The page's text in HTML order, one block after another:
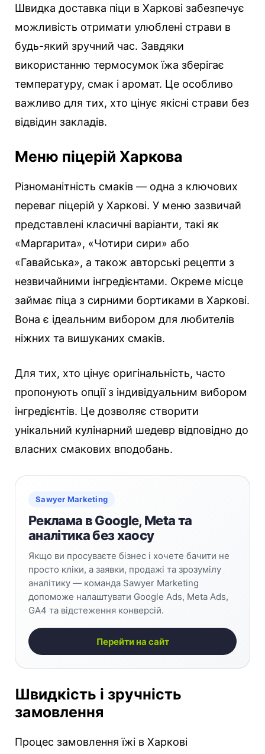
Швидка доставка піци в Харкові забезпечує
можливість отримати улюблені страви в
будь-який зручний час. Завдяки
використанню термосумок їжа зберігає
температуру, смак і аромат. Це особливо
важливо для тих, хто цінує якісні страви без
відвідин закладів.
Меню піцерій Харкова
Різноманітність смаків — одна з ключових
переваг піцерій у Харкові. У меню зазвичай
представлені класичні варіанти, такі як
«Маргарита», «Чотири сири» або
«Гавайська», а також авторські рецепти з
незвичайними інгредієнтами. Окреме місце
займає піца з сирними бортиками в Харкові.
Вона є ідеальним вибором для любителів
ніжних та вишуканих смаків.
Для тих, хто цінує оригінальність, часто
пропонують опції з індивідуальним вибором
інгредієнтів. Це дозволяє створити
унікальний кулінарний шедевр відповідно до
власних смакових вподобань.
Sawyer Marketing
Реклама в Google, Meta та
аналітика без хаосу
Якщо ви просуваєте бізнес і хочете бачити не
просто кліки, а заявки, продажі та зрозумілу
аналітику — команда Sawyer Marketing
допоможе налаштувати Google Ads, Meta Ads,
GA4 та відстеження конверсій.
Перейти на сайт
Швидкість і зручність
замовлення
Процес замовлення їжі в Харкові